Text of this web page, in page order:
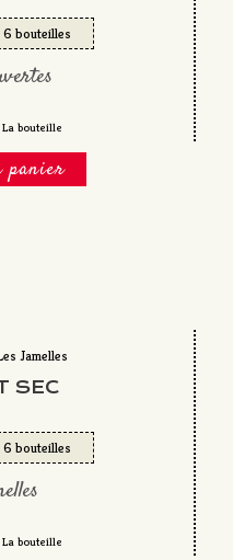
6 bouteilles
bouteille
panier
SEC
6 bouteilles
bouteille